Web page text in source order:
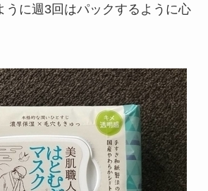
うに週3回はパックするように心